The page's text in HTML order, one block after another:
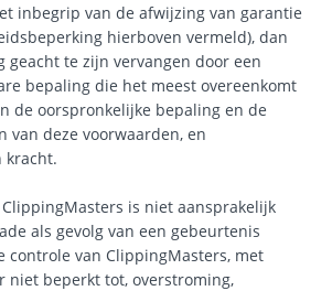
inbegrip van de afwijzing van garantie
hierboven vermeld), dan
geacht te zijn vervangen door een
bepaling die het meest overeenkomt
de oorspronkelijke bepaling en de
van deze voorwaarden, en
kracht.
is niet aansprakelijk
als gevolg van een gebeurtenis
controle van ClippingMasters, met
niet beperkt tot, overstroming,